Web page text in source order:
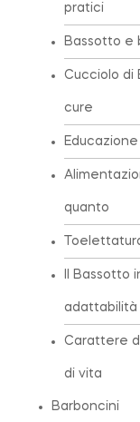
pratici
Bassotto e
Cucciolo di
cure
quanto
Il
adattabilità
Carattere
di vita
Barboncini